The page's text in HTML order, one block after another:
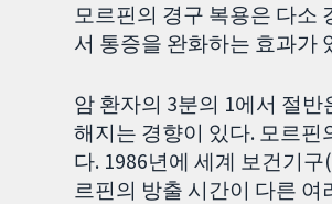
모르핀의 경구 복용은 다소
서 통증을 완화하는 효과가
암 환자의 3분의 1에서 절
해지는 경향이 있다. 모르핀
다. 1986년에 세계 보건기
르핀의 방출 시간이 다른